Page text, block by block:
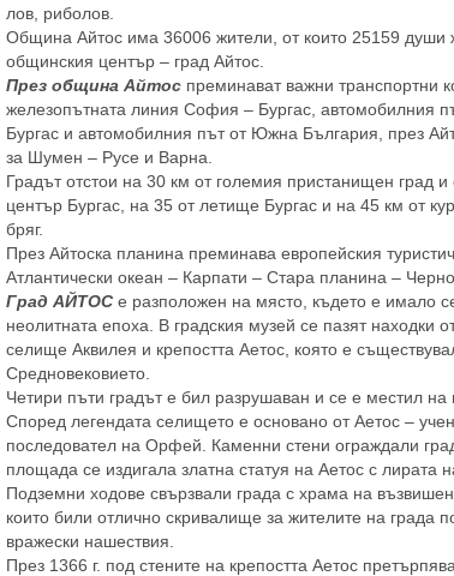
лов, риболов.
Община Айтос има 36006 жители, от които 25159 души
общинския център – град Айтос.
През община Айтос преминават важни транспортни
железопътната линия София – Бургас, автомобилния
Бургас и автомобилния път от Южна България, през
за Шумен – Русе и Варна.
Градът отстои на 30 км от големия пристанищен град и
център Бургас, на 35 от летище Бургас и на 45 км от
бряг.
През Айтоска планина преминава европейския
Атлантически океан – Карпати – Стара планина –
Град АЙТОС е разположен на място, където е имало
неолитната епоха. В градския музей се пазят находки
селище Аквилея и крепостта Аетос, която е
Средновековието.
Четири пъти градът е бил разрушаван и се е местил на
Според легендата селището е основано от Аетос –
последовател на Орфей. Каменни стени ограждали
площада се издигала златна статуя на Аетос с лирата
Подземни ходове свързвали града с храма на
които били отлично скривалище за жителите на града
вражески нашествия.
През 1366 г. под стените на крепостта Аетос